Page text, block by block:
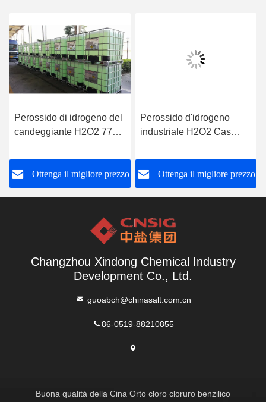
Perossido di idrogeno del
candeggiante H2O2 7722
Ottenga il migliore prezzo
Perossido d'idrogeno
industriale H2O2 Cas
tecnologia 84 1
Ottenga il migliore prezzo
Changzhou Xindong Chemical Industry
Development Co., Ltd.
guoabch@chinasalt.com.cn
86-0519-88210855
Buona qualità della Cina Orto cloro cloruro benzilico